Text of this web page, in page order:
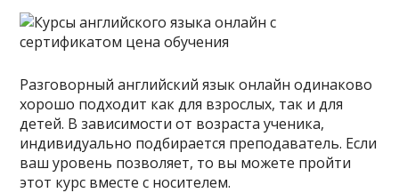
Разговорный английский язык онлайн одинаково
хорошо подходит как для взрослых, так и для
детей. В зависимости от возраста ученика,
индивидуально подбирается преподаватель. Если
ваш уровень позволяет, то вы можете пройти
этот курс вместе с носителем.